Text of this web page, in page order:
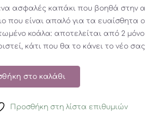
ασφαλές καπάκι που βοηθά στην
που είναι απαλό για τα ευαίσθητα
κοάλα: αποτελείται από 2 μόνο
κάτι που θα το κάνει το νέο
στο καλάθι
Προσθήκη στη λίστα επιθυμιών